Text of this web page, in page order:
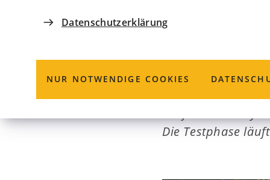
Datenschutzerklärung
NUR NOTWENDIGE COOKIES
23.08.2022 FAHRRADFREUNDLICH
Mit dem
Die Testphase